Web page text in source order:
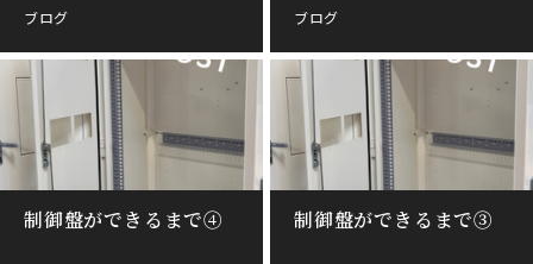
ブログ ブログ
制御盤ができるまで④ 制御盤ができるまで③